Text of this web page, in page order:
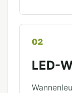
02
LED-